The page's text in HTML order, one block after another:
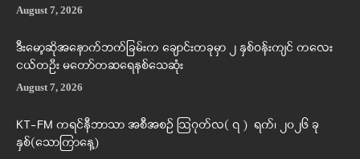
August 7, 2026
ဒီးမော့ဆိုအနောက်ဘက်ခြမ်းက ချောင်းတခုမှာ ၂ နှစ်ဝန်းကျင် ကလေး
ငယ်တဦး မတော်တဆရေနစ်သေဆုံး
August 7, 2026
KT-FM ကရင်နီဘာသာ အစီအစဉ် ဩဂုတ်လ( ၇ ) ရက်၊ ၂၀၂၆ ခု
နှစ်(သောကြာနေ့)